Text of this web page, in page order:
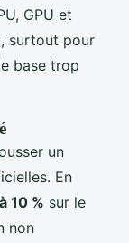
GPU et
surtout pour
base trop
un
En
10 % sur le
non